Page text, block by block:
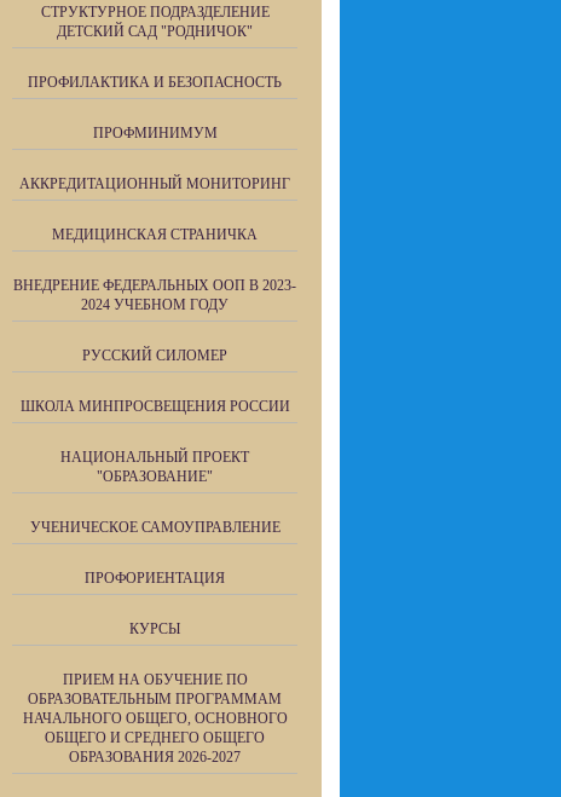
СТРУКТУРНОЕ ПОДРАЗДЕЛЕНИЕ
ДЕТСКИЙ САД "РОДНИЧОК"
ПРОФИЛАКТИКА И БЕЗОПАСНОСТЬ
ПРОФМИНИМУМ
АККРЕДИТАЦИОННЫЙ МОНИТОРИНГ
МЕДИЦИНСКАЯ СТРАНИЧКА
ВНЕДРЕНИЕ ФЕДЕРАЛЬНЫХ ООП В 2023-
2024 УЧЕБНОМ ГОДУ
РУССКИЙ СИЛОМЕР
ШКОЛА МИНПРОСВЕЩЕНИЯ РОССИИ
НАЦИОНАЛЬНЫЙ ПРОЕКТ
"ОБРАЗОВАНИЕ"
УЧЕНИЧЕСКОЕ САМОУПРАВЛЕНИЕ
ПРОФОРИЕНТАЦИЯ
КУРСЫ
ПРИЕМ НА ОБУЧЕНИЕ ПО
ОБРАЗОВАТЕЛЬНЫМ ПРОГРАММАМ
НАЧАЛЬНОГО ОБЩЕГО, ОСНОВНОГО
ОБЩЕГО И СРЕДНЕГО ОБЩЕГО
ОБРАЗОВАНИЯ 2026-2027